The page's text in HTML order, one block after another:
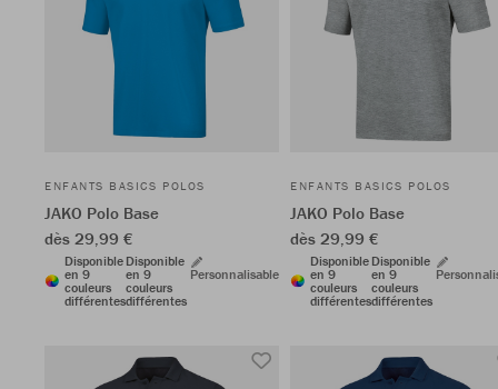
ENFANTS BASICS POLOS
JAKO Polo Base
dès 29,99 €
Disponible
en 9
couleurs
différentes
Disponible
en 9
couleurs
différentes
Personnalisable
ENFANTS BASICS POLOS
JAKO Polo Base
dès 29,99 €
Disponible
en 9
couleurs
différentes
Disponible
en 9
couleurs
différentes